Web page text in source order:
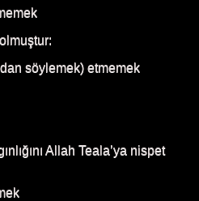
söylemek) etmemek
Allah Teala’ya nispet